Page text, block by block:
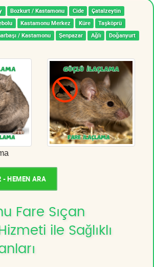
Bozkurt / Kastamonu Cide
Çatalzeytin
Kastamonu Merkez Küre
Taşköprü
/ Kastamonu Şenpazar Ağlı
Doğanyurt
- HEMEN ARA
Fare Sıçan
ile Sağlıklı